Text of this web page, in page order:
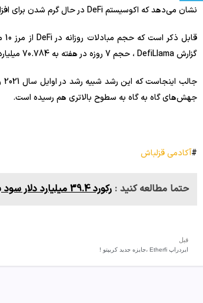
نشان می‌دهد که اکوسیستم DeFi در حال گرم شدن برای افزایش قابل توجهی با جریان سرمایه آشکار در میان پروتکل‌های مالی غیرمتمرکز است.
گزارش DefiLlama ، حجم 7 روزه در هفته به 70.784 میلیارد دلار رسیده است که 7.85 درصد افزایش یافته است .
جهش‌های گاه به گاه به سطوح بالاتری هم رسیده است.
#آکادمی قزلباش
حتما مطالعه کنید : رکورد 39.4 میلیارد دلار سود باز بیت کوین .
قبل
ایردراپ Etherfi ،جایزه جدید کریپتو !